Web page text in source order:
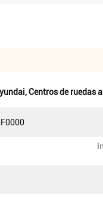
,Centros de ruedas